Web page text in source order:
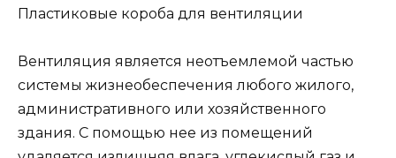
Пластиковые короба для вентиляции
Вентиляция является неотъемлемой частью
системы жизнеобеспечения любого жилого,
административного или хозяйственного
здания. С помощью нее из помещений